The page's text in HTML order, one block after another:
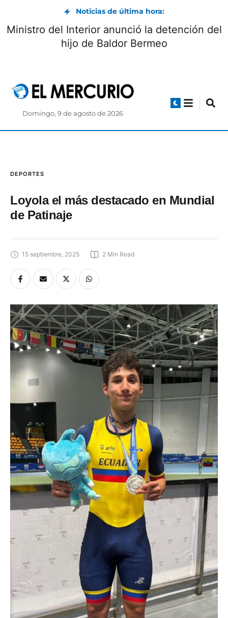
Noticias de última hora:
Ministro del Interior anunció la detención del
hijo de Baldor Bermeo
Domingo, 9 de agosto de 2026
DEPORTES
Loyola el más destacado en Mundial
de Patinaje
15 septiembre, 2025 2 Min Read